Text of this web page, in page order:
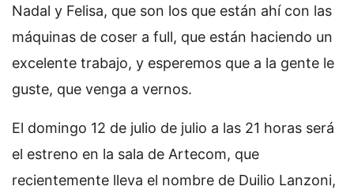
Nadal y Felisa, que son los que están ahí con las
máquinas de coser a full, que están haciendo un
excelente trabajo, y esperemos que a la gente le
guste, que venga a vernos.
El domingo 12 de julio de julio a las 21 horas será
el estreno en la sala de Artecom, que
recientemente lleva el nombre de Duilio Lanzoni,